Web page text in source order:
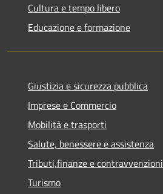
Cultura e tempo libero
Educazione e formazione
Giustizia e sicurezza pubblica
Imprese e Commercio
Mobilità e trasporti
Salute, benessere e assistenza
Tributi,finanze e contravvenzioni
Turismo